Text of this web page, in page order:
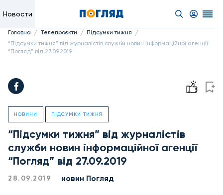
Новости
Головна / Телепроєкти / Підсумки тижня /
“Підсумки тижня” від журналістів служби новин інформаційної агенції
“Погляд” від 27.09.2019
НОВИНИ ПІДСУМКИ ТИЖНЯ
“Підсумки тижня” від журналістів
служби новин інформаційної агенції
“Погляд” від 27.09.2019
28.09.2019 новин Погляд